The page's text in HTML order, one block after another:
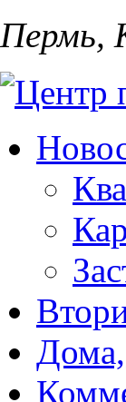
Пермь,
Дома,